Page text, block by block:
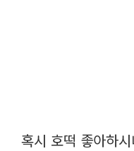
혹시 호떡 좋아하